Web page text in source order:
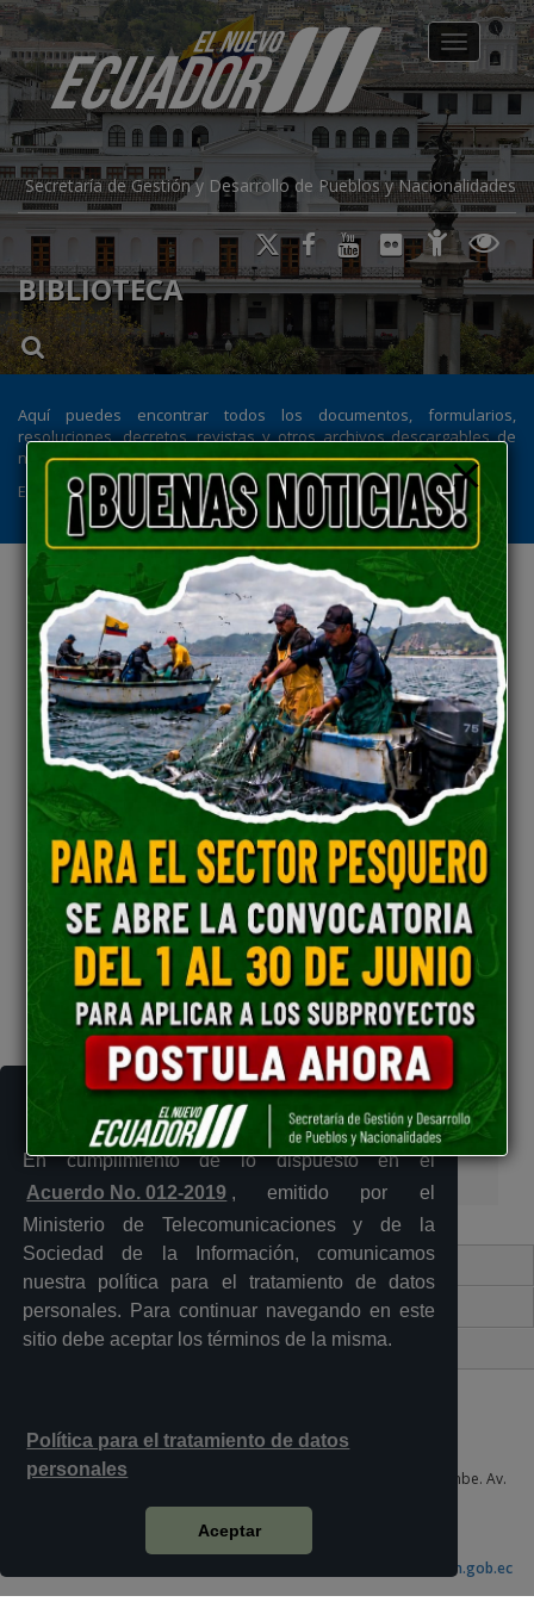
En cumplimiento de lo dispuesto en el
Acuerdo No. 012-2019 , emitido por el
Ministerio de Telecomunicaciones y de la
Sociedad de la Información, comunicamos
nuestra política para el tratamiento de datos
personales. Para continuar navegando en este
sitio debe aceptar los términos de la misma.
Política para el tratamiento de datos
personales
Aceptar
Secretaría de Gestión y Desarrollo de Pueblos y Nacionalidades
Toggle
BIBLIOTECA
Aquí puedes encontrar todos los documentos, formularios,
resoluciones, decretos, revistas y otros archivos descargables de
nuestra institución.
Entérate qué estamos haciendo
+ Reglamentos
+ Certificado Muyurina
+ Boletines Informativas de Políticas Públicas
+ Acuerdos
Formatos y Formularios
Resoluciones
Decretos
Personalidad jurídica
Registro de Organizaciones
Contacto Ciudadano Digital
Portal Trámites Ciudadanos
Sistema Nacional de Información (SNI)
Plataforma Gubernamental de Desarrollo Social del Sur, Quitumbe. Av.
Teléfono: 023 834 037
info@sgdpn.gob.ec
modal-check